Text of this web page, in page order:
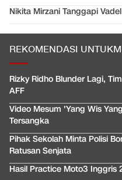
Nikita Mirzani Tanggapi
REKOMENDASI
Rizky Ridho Blunder Lagi,
AFF
Video Mesum 'Yang Wis
Tersangka
Pihak Sekolah Minta Polisi
Ratusan Senjata
Hasil Practice Moto3 Inggris